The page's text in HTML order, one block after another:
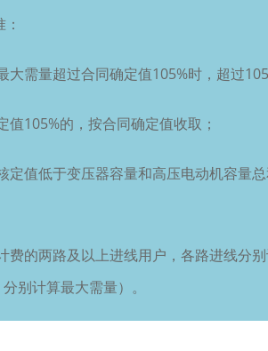
需量超过合同确定值105%时，超过
105%的，按合同确定值收取；
值低于变压器容量和高压电动机容量
的两路及以上进线用户，各路进线分
别计算最大需量）。